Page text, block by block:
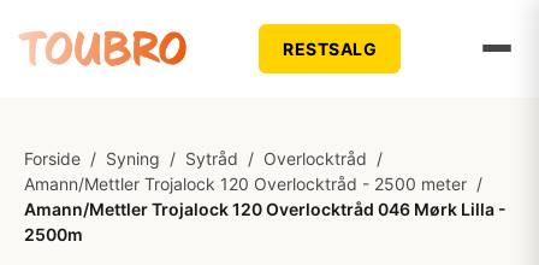
RESTSALG
Forside / Syning / Sytråd / Overlocktråd /
Amann/Mettler Trojalock 120 Overlocktråd - 2500 meter /
Amann/Mettler Trojalock 120 Overlocktråd 046 Mørk Lilla -
2500m